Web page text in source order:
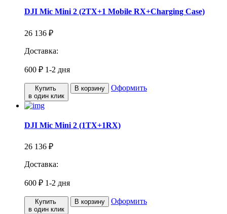
DJI Mic Mini 2 (2TX+1 Mobile RX+Charging Case)
26 136 ₽
Доставка:
600 ₽ 1-2 дня
Купить
в один клик
В корзину Оформить
DJI Mic Mini 2 (1TX+1RX)
26 136 ₽
Доставка:
600 ₽ 1-2 дня
Купить
в один клик
В корзину Оформить